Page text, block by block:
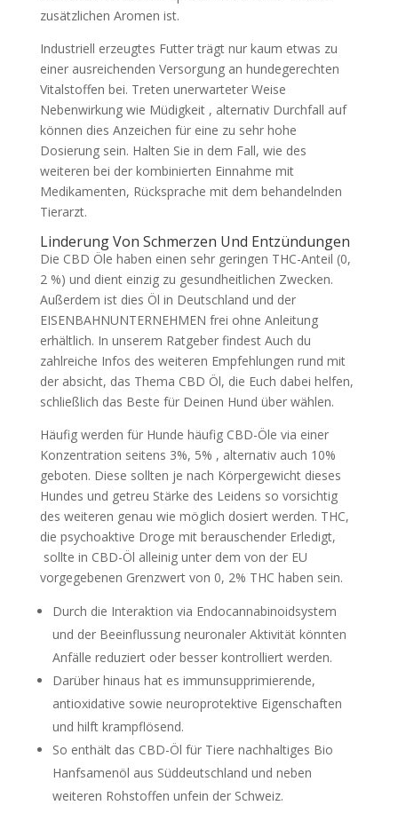
zusätzlichen Aromen ist.
Industriell erzeugtes Futter trägt nur kaum etwas zu
einer ausreichenden Versorgung an hundegerechten
Vitalstoffen bei. Treten unerwarteter Weise
Nebenwirkung wie Müdigkeit , alternativ Durchfall auf
können dies Anzeichen für eine zu sehr hohe
Dosierung sein. Halten Sie in dem Fall, wie des
weiteren bei der kombinierten Einnahme mit
Medikamenten, Rücksprache mit dem behandelnden
Tierarzt.
Linderung Von Schmerzen Und Entzündungen
Die CBD Öle haben einen sehr geringen THC-Anteil (0,
2 %) und dient einzig zu gesundheitlichen Zwecken.
Außerdem ist dies Öl in Deutschland und der
EISENBAHNUNTERNEHMEN frei ohne Anleitung
erhältlich. In unserem Ratgeber findest Auch du
zahlreiche Infos des weiteren Empfehlungen rund mit
der absicht, das Thema CBD Öl, die Euch dabei helfen,
schließlich das Beste für Deinen Hund über wählen.
Häufig werden für Hunde häufig CBD-Öle via einer
Konzentration seitens 3%, 5% , alternativ auch 10%
geboten. Diese sollten je nach Körpergewicht dieses
Hundes und getreu Stärke des Leidens so vorsichtig
des weiteren genau wie möglich dosiert werden. THC,
die psychoaktive Droge mit berauschender Erledigt,
sollte in CBD-Öl alleinig unter dem von der EU
vorgegebenen Grenzwert von 0, 2% THC haben sein.
Durch die Interaktion via Endocannabinoidsystem
und der Beeinflussung neuronaler Aktivität könnten
Anfälle reduziert oder besser kontrolliert werden.
Darüber hinaus hat es immunsupprimierende,
antioxidative sowie neuroprotektive Eigenschaften
und hilft krampflösend.
So enthält das CBD-Öl für Tiere nachhaltiges Bio
Hanfsamenöl aus Süddeutschland und neben
weiteren Rohstoffen unfein der Schweiz.